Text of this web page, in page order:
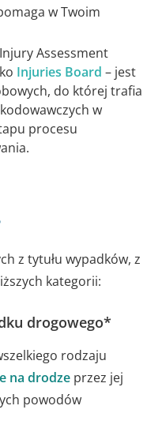
w Twoim
Assessment
Injuries Board – jest
do której trafia
w
procesu
z tytułu wypadków, z
kategorii:
drogowego*
rodzaju
na drodze przez jej
powodów